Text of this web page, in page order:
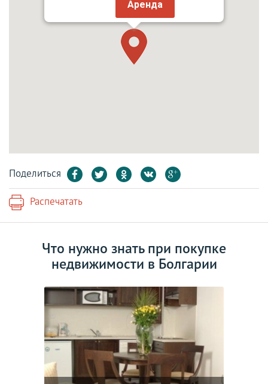
Аренда
Поделиться
Распечатать
Что нужно знать при покупке
недвижимости в Болгарии